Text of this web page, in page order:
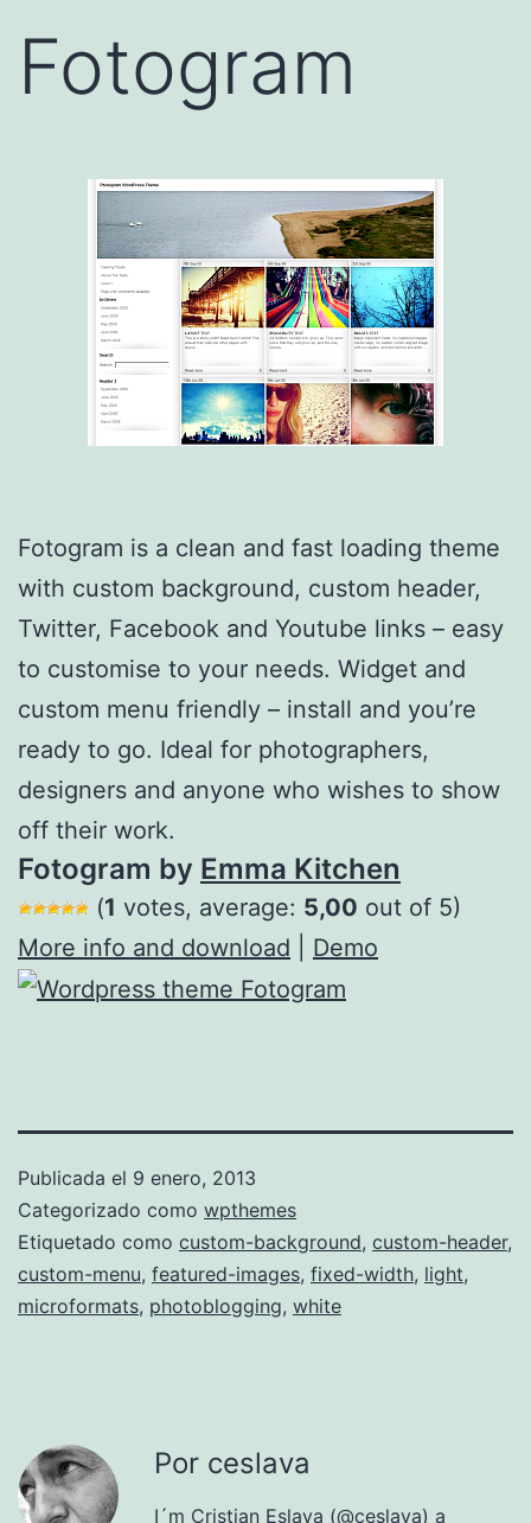
Fotogram
Fotogram is a clean and fast loading theme
with custom background, custom header,
Twitter, Facebook and Youtube links – easy
to customise to your needs. Widget and
custom menu friendly – install and you’re
ready to go. Ideal for photographers,
designers and anyone who wishes to show
off their work.
Fotogram by Emma Kitchen
(1 votes, average: 5,00 out of 5)
More info and download
Demo
Publicada el 9 enero, 2013
Categorizado como wpthemes
Etiquetado como custom-background, custom-header,
custom-menu, featured-images, fixed-width, light,
microformats, photoblogging, white
Por ceslava
I´m Cristian Eslava (@ceslava) a